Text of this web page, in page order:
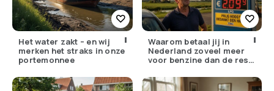
Het water zakt – en wij
merken het straks in onze
portemonnee
Waarom betaal jij in
Nederland zoveel meer
voor benzine dan de rest